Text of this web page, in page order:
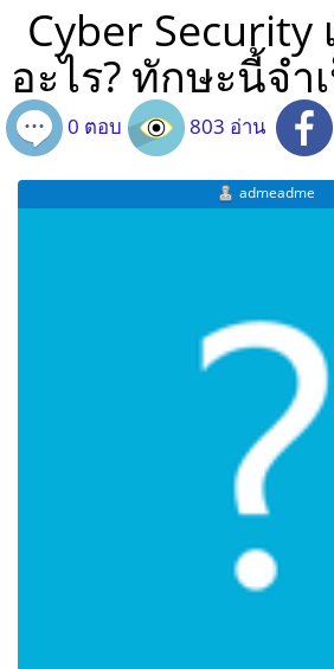
Cyber Security
อะไร? ทักษะนี้จ
0 ตอบ 803 อ่าน
admeadme